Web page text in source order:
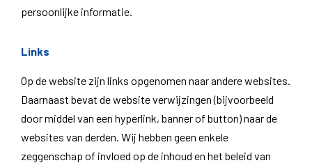
persoonlijke informatie.
Links
Op de website zijn links opgenomen naar andere websites.
Daarnaast bevat de website verwijzingen (bijvoorbeeld
door middel van een hyperlink, banner of button) naar de
websites van derden. Wij hebben geen enkele
zeggenschap of invloed op de inhoud en het beleid van